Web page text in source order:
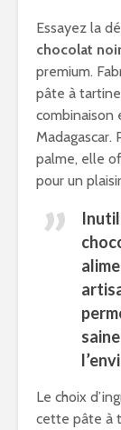
Essayez la
chocolat
premium.
pâte à
combinaison
Madagascar.
palme, elle
pour un plaisir
Le choix
cette pâte à